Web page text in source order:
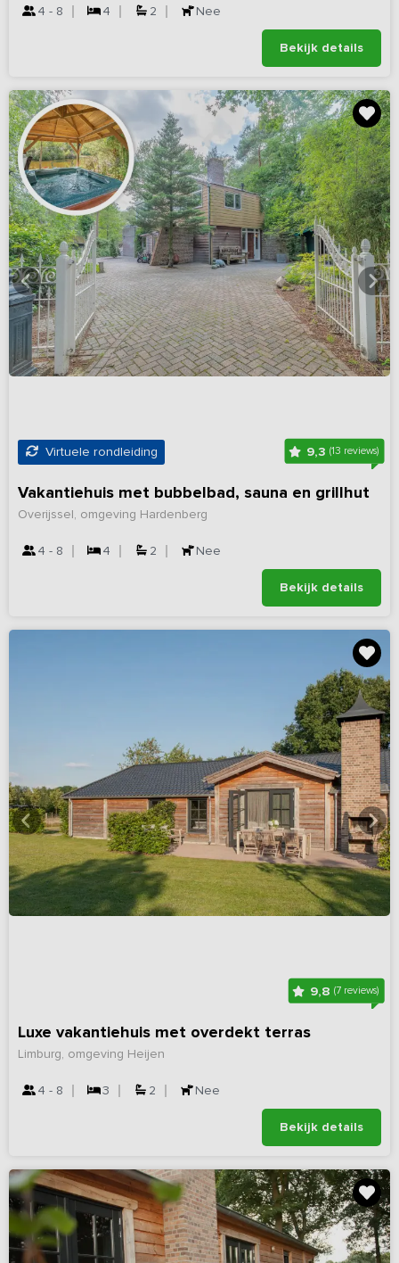
4 - 8 4 2 Nee
Bekijk details
Virtuele rondleiding 9,3(13 reviews)
Vakantiehuis met bubbelbad, sauna en grillhut
Overijssel, omgeving Hardenberg
4 - 8 4 2 Nee
Bekijk details
9,8(7 reviews)
Luxe vakantiehuis met overdekt terras
Limburg, omgeving Heijen
4 - 8 3 2 Nee
Bekijk details